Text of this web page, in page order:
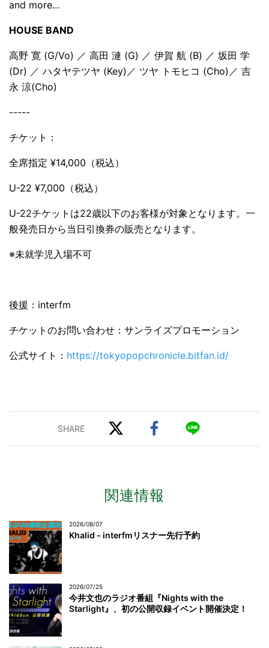
and more...
HOUSE BAND
高野 寛 (G/Vo) ／ 高田 漣 (G) ／ 伊賀 航 (B) ／ 坂田 学
(Dr) ／ ハタヤテツヤ (Key)／ ツヤ トモヒコ (Cho)／ 吉
永 涼(Cho)
-----
チケット：
全席指定 ¥14,000（税込）
U-22 ¥7,000（税込）
U-22チケットは22歳以下のお客様が対象となります。一
般発売日から当日引換券の販売となります。
※未就学児入場不可
後援：interfm
チケットのお問い合わせ：サンライズプロモーション
公式サイト： https://tokyopopchronicle.bitfan.id/
関連情報
2026/08/07
Khalid - interfmリスナー先行予約
2026/07/25
今井文也のラジオ番組『Nights with the
Starlight』、初の公開収録イベント開催決定！